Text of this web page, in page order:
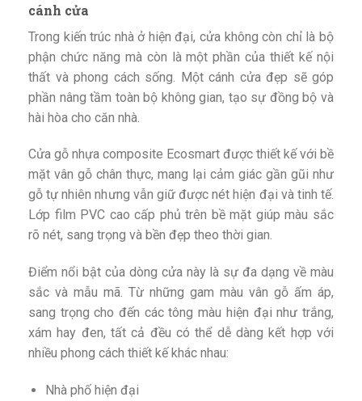
cánh cửa
Trong kiến trúc nhà ở hiện đại, cửa không còn chỉ là bộ
phận chức năng mà còn là một phần của thiết kế nội
thất và phong cách sống. Một cánh cửa đẹp sẽ góp
phần nâng tầm toàn bộ không gian, tạo sự đồng bộ và
hài hòa cho căn nhà.
Cửa gỗ nhựa composite Ecosmart được thiết kế với bề
mặt vân gỗ chân thực, mang lại cảm giác gần gũi như
gỗ tự nhiên nhưng vẫn giữ được nét hiện đại và tinh tế.
Lớp film PVC cao cấp phủ trên bề mặt giúp màu sắc
rõ nét, sang trọng và bền đẹp theo thời gian.
Điểm nổi bật của dòng cửa này là sự đa dạng về màu
sắc và mẫu mã. Từ những gam màu vân gỗ ấm áp,
sang trọng cho đến các tông màu hiện đại như trắng,
xám hay đen, tất cả đều có thể dễ dàng kết hợp với
nhiều phong cách thiết kế khác nhau:
Nhà phố hiện đại